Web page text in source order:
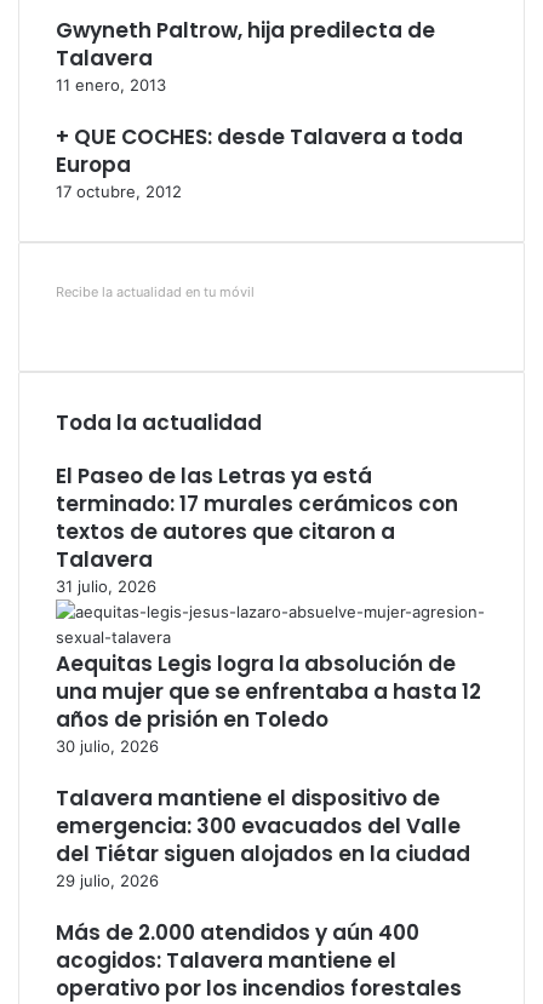
Gwyneth Paltrow, hija predilecta de
Talavera
11 enero, 2013
+ QUE COCHES: desde Talavera a toda
Europa
17 octubre, 2012
Recibe la actualidad en tu móvil
Toda la actualidad
El Paseo de las Letras ya está
terminado: 17 murales cerámicos con
textos de autores que citaron a
Talavera
31 julio, 2026
Aequitas Legis logra la absolución de
una mujer que se enfrentaba a hasta 12
años de prisión en Toledo
30 julio, 2026
Talavera mantiene el dispositivo de
emergencia: 300 evacuados del Valle
del Tiétar siguen alojados en la ciudad
29 julio, 2026
Más de 2.000 atendidos y aún 400
acogidos: Talavera mantiene el
operativo por los incendios forestales